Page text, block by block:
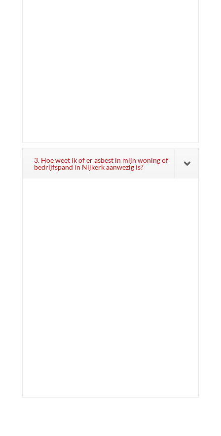
3. Hoe weet ik of er asbest in mijn woning of
bedrijfspand in Nijkerk aanwezig is?